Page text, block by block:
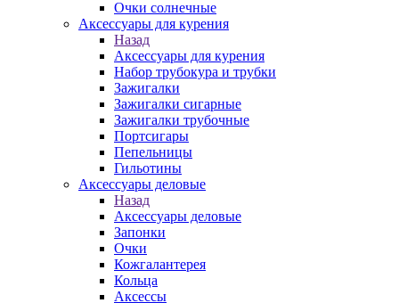
Очки солнечные
Аксессуары для курения
Назад
Аксессуары для курения
Набор трубокура и трубки
Зажигалки
Зажигалки сигарные
Зажигалки трубочные
Портсигары
Пепельницы
Гильотины
Аксессуары деловые
Назад
Аксессуары деловые
Запонки
Очки
Кожгалантерея
Кольца
Аксессы